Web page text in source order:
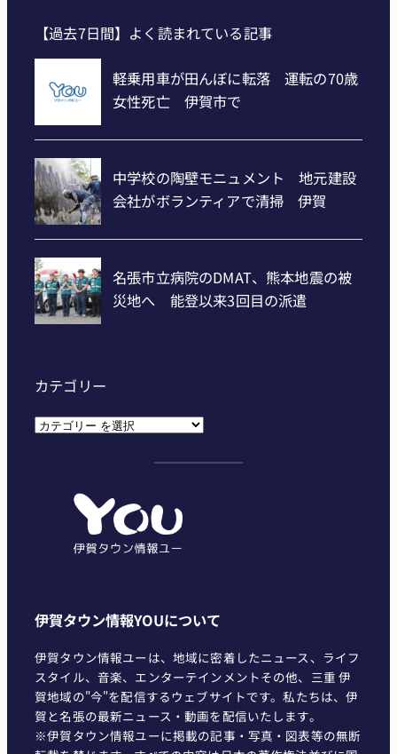
【過去7日間】よく読まれている記事
カテゴリー
カ
伊賀タウン情報YOUについて
伊賀タウン情報ユーは、地域に密着したニュース、ライフ
スタイル、音楽、エンターテインメントその他、三重 伊
賀地域の"今"を配信するウェブサイトです。私たちは、伊
賀と名張の最新ニュース・動画を配信いたします。
※伊賀タウン情報ユーに掲載の記事・写真・図表等の無断